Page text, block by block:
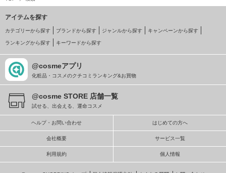
アイテムを探す
カテゴリーから探す ブランドから探す ジャンルから探す キャンペーンから探す
ランキングから探す キーワードから探す
@cosmeアプリ
化粧品・コスメのクチコミランキング&お買物
@cosme STORE 店舗一覧
試せる、出会える、運命コスメ
ヘルプ・お問い合わせ はじめての方へ
会社概要 サービス一覧
利用規約 個人情報